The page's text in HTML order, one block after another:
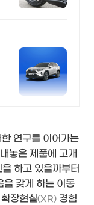
연구를 이어가는
놓은 제품에 고개
하고 있을까부터
을 갖게 하는 이동
장현실(XR) 경험